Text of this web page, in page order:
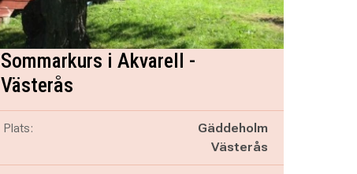
Sommarkurs i Akvarell -
Västerås
Plats:
Gäddeholm
Västerås